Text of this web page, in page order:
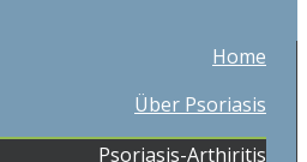
Home
Über Psoriasis
Psoriasis-Arthiritis